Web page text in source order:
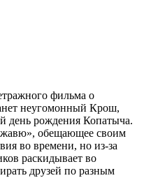
фильма о
неугомонный Крош,
день рождения Копатыча.
обещающее своим
во времени, но из-за
раскидывает во
друзей по разным